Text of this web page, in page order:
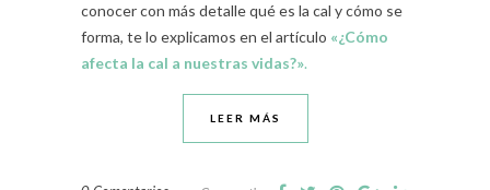
conocer con más detalle qué es la cal y cómo se
forma, te lo explicamos en el artículo «¿Cómo
afecta la cal a nuestras vidas?».
LEER MÁS